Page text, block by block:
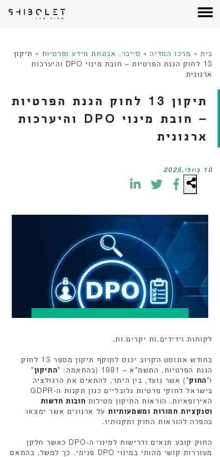
בית » מרכז המדיה» סייבר, אבטחת מידע ופרטיות » תיקון
13 לחוק הגנת הפרטיות – חובת מינוי DPO והיערכות
ארגונית
תיקון 13 לחוק הגנת הפרטיות
– חובת מינוי DPO והיערכות
ארגונית
10 ביולי,2025
לקוחות וידידים.ות יקרים.ות,
בחודש אוגוסט הקרוב יכנס לתוקף תיקון מספר 13 לחוק
הגנת הפרטיות, התשמ"א – 1981 (בהתאמה: "
התיקון"
ו"החוק") אשר נועד, בין היתר, להתאים את הרגולציה
בישראל לחוקי פרטיות גלובליים כגון תקנות ה-GDPR
האירופאיות. הוראות התיקון מטילות חובות חדשות
וסנקציות חמורות ומשמעותיותעל ארגונים אשר ימצאו
בהפרה להוראות החוק ותקנותיו.
החוק קובע תנאים ודרישות למינוי ה-DPO כאשר חלקן
מעוררות קושי מהותי במינוי DPO פנימי. כך למשל, בהתאם